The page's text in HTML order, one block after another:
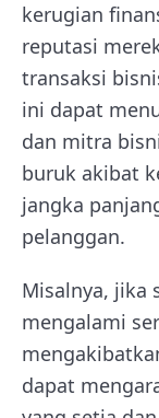
kerugian
reputasi
transaksi
ini dapat
dan mitra
buruk akibat
jangka
pelanggan.
Misalnya, jika
mengalami
dapat